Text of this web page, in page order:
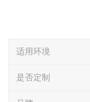
适用环境
是否定制